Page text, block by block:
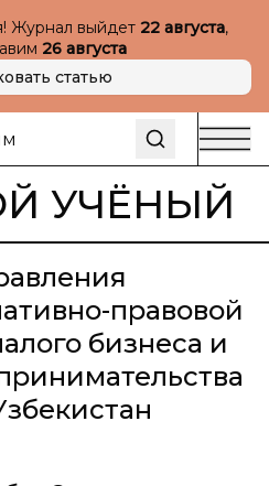
Журнал выйдет 22 августа,
26 августа
статью
УЧЁНЫЙ
правовой
бизнеса и